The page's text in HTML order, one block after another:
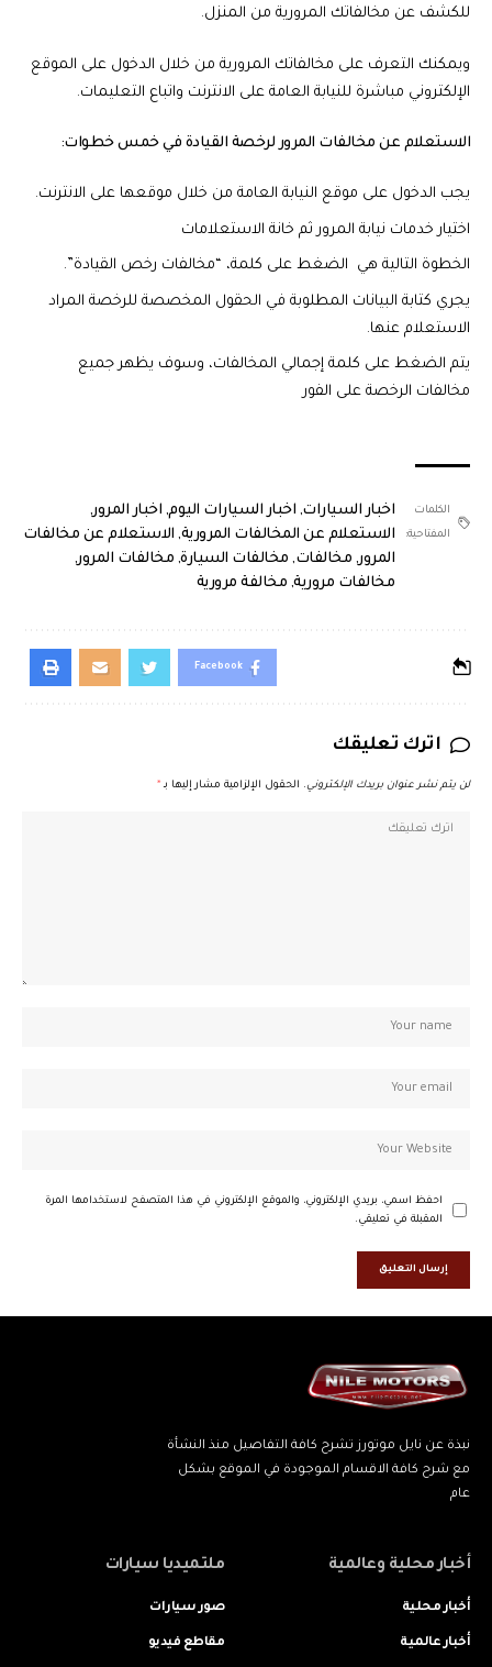
للكشف عن مخالفاتك المرورية من المنزل.
ويمكنك التعرف على مخالفاتك المرورية من خلال الدخول على الموقع
الإلكتروني مباشرة للنيابة العامة على الانترنت واتباع التعليمات.
الاستعلام عن مخالفات المرور لرخصة القيادة في خمس خطوات:
يجب الدخول على موقع النيابة العامة من خلال موقعها على الانترنت.
اختيار خدمات نيابة المرور ثم خانة الاستعلامات
الخطوة التالية هي الضغط على كلمة، “مخالفات رخص القيادة”.
يجري كتابة البيانات المطلوبة في الحقول المخصصة للرخصة المراد
الاستعلام عنها.
يتم الضغط على كلمة إجمالي المخالفات، وسوف يظهر جميع
مخالفات الرخصة على الفور
الكلمات
المفتاحية:
اخبار السيارات, اخبار السيارات اليوم, اخبار المرور,
الاستعلام عن المخالفات المرورية, الاستعلام عن مخالفات
المرور, مخالفات, مخالفات السيارة, مخالفات المرور,
مخالفات مرورية, مخالفة مرورية
Facebook
اترك تعليقك
لن يتم نشر عنوان بريدك الإلكتروني. الحقول الإلزامية مشار إليها بـ *
احفظ اسمي، بريدي الإلكتروني، والموقع الإلكتروني في هذا المتصفح لاستخدامها المرة
المقبلة في تعليقي.
نبذة عن نايل موتورز تشرح كافة التفاصيل منذ النشأة
مع شرح كافة الاقسام الموجودة في الموقع بشكل
عام
أخبار محلية وعالمية
أخبار محلية
أخبار عالمية
ملتميديا سيارات
صور سيارات
مقاطع فيديو